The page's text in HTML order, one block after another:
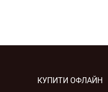
КУПИТИ ОФЛАЙН